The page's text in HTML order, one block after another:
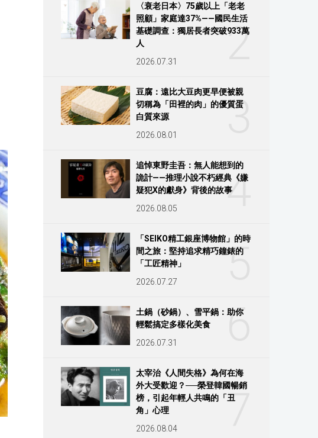
2
〈衰老日本〉75歲以上「老老
照顧」家庭達37%——國民生活
基礎調查：獨居長者突破933萬
人
2026.07.31
3
豆腐：遠比大豆肉更早便被親
切稱為「田裡的肉」的優質蛋
白質來源
2026.08.01
4
追悼東野圭吾：無人能想到的
詭計——推理小說不朽經典《嫌
疑犯X的獻身》背後的故事
2026.08.05
5
「SEIKO精工銀座博物館」的時
間之旅：堅持追求精巧鐘錶的
「工匠精神」
2026.07.27
6
土鍋（砂鍋）、雪平鍋：助你
輕鬆搞定多樣化美食
2026.07.31
7
太宰治《人間失格》為何在海
外大受歡迎？──榮登韓國暢銷
榜，引起年輕人共鳴的「丑
角」心理
2026.08.04